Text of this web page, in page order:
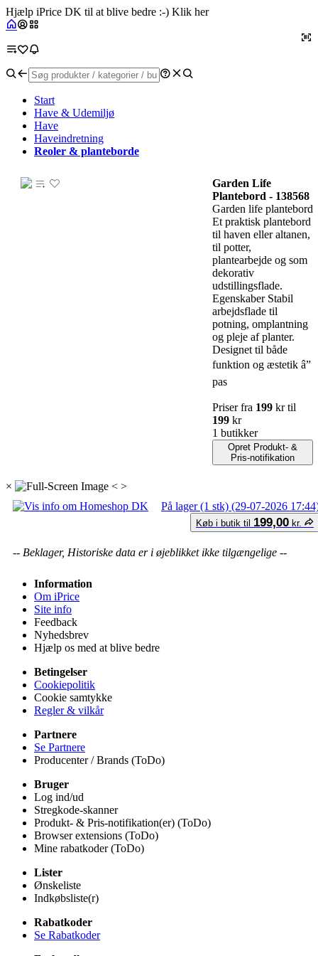
Hjælp iPrice DK til at blive bedre :-) Klik her
Start
Have & Udemiljø
Have
Haveindretning
Reoler & planteborde
Garden Life
Plantebord - 138568
Garden life plantebord
Et praktisk plantebord
til haven eller altanen,
til potter,
plantearbejde og som
dekorativ
udstillingsflade.
Egenskaber Stabil
arbejdsflade til
potning, omplantning
og pleje af planter.
Designet til både
funktion og æstetik â”
pas
Priser fra 199 kr til
199 kr
1 butikker
Opret Produkt- &
Pris-notifikation
× < >
På lager (1 stk) (29-07-2026
Køb i butik til 199,00 kr.
-- Beklager, Historiske data er i øjeblikket ikke tilgængelige --
Information
Om iPrice
Site info
Feedback
Nyhedsbrev
Hjælp os med at blive bedre
Betingelser
Cookiepolitik
Cookie samtykke
Regler & vilkår
Partnere
Se Partnere
Producenter / Brands (ToDo)
Bruger
Log ind/ud
Stregkode-skanner
Produkt- & Pris-notifikation(er) (ToDo)
Browser extensions (ToDo)
Mine rabatkoder (ToDo)
Lister
Ønskeliste
Indkøbsliste(r)
Rabatkoder
Se Rabatkoder